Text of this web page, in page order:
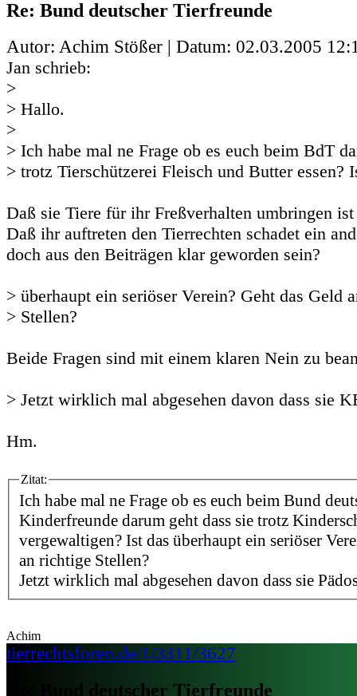
Re: Bund deutscher Tierfreunde
Autor: Achim Stößer | Datum: 02.03.2005
Jan schrieb:
>
> Hallo.
>
> Ich habe mal ne Frage ob es euch beim BdT
> trotz Tierschützerei Fleisch und Butter essen?
Daß sie Tiere für ihr Freßverhalten umbringen
Daß ihr auftreten den Tierrechten schadet ein
doch aus den Beiträgen klar geworden sein?
> überhaupt ein seriöser Verein? Geht das Geld
> Stellen?
Beide Fragen sind mit einem klaren Nein zu
> Jetzt wirklich mal abgesehen davon dass sie
Hm.
Zitat:
Ich habe mal ne Frage ob es euch beim Bund
Kinderfreunde darum geht dass sie trotz
vergewaltigen? Ist das überhaupt ein seriöser
an richtige Stellen?
Jetzt wirklich mal abgesehen davon dass sie
Achim
tierrechtsforen.de/1/3311/3627
Re: Bund deutscher Tierfreunde